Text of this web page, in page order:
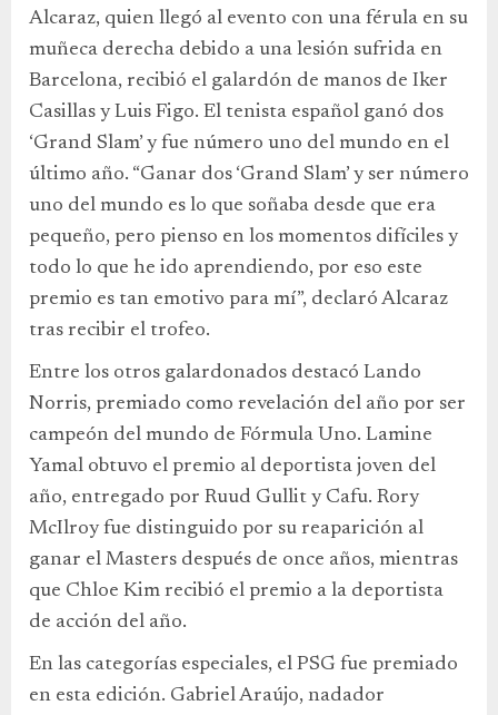
Alcaraz, quien llegó al evento con una férula en su
muñeca derecha debido a una lesión sufrida en
Barcelona, recibió el galardón de manos de Iker
Casillas y Luis Figo. El tenista español ganó dos
‘Grand Slam’ y fue número uno del mundo en el
último año. “Ganar dos ‘Grand Slam’ y ser número
uno del mundo es lo que soñaba desde que era
pequeño, pero pienso en los momentos difíciles y
todo lo que he ido aprendiendo, por eso este
premio es tan emotivo para mí”, declaró Alcaraz
tras recibir el trofeo.
Entre los otros galardonados destacó Lando
Norris, premiado como revelación del año por ser
campeón del mundo de Fórmula Uno. Lamine
Yamal obtuvo el premio al deportista joven del
año, entregado por Ruud Gullit y Cafu. Rory
McIlroy fue distinguido por su reaparición al
ganar el Masters después de once años, mientras
que Chloe Kim recibió el premio a la deportista
de acción del año.
En las categorías especiales, el PSG fue premiado
en esta edición. Gabriel Araújo, nadador